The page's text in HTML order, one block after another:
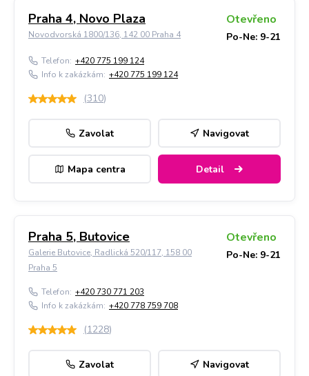
Praha 4, Novo Plaza
Novodvorská 1800/136, 142 00 Praha 4
Otevřeno
Po-Ne: 9-21
Telefon: +420 775 199 124
Info k zakázkám: +420 775 199 124
(310)
Zavolat Navigovat
Mapa centra Detail
Praha 5, Butovice
Galerie Butovice, Radlická 520/117, 158 00
Praha 5
Otevřeno
Po-Ne: 9-21
Telefon: +420 730 771 203
Info k zakázkám: +420 778 759 708
(1228)
Zavolat Navigovat